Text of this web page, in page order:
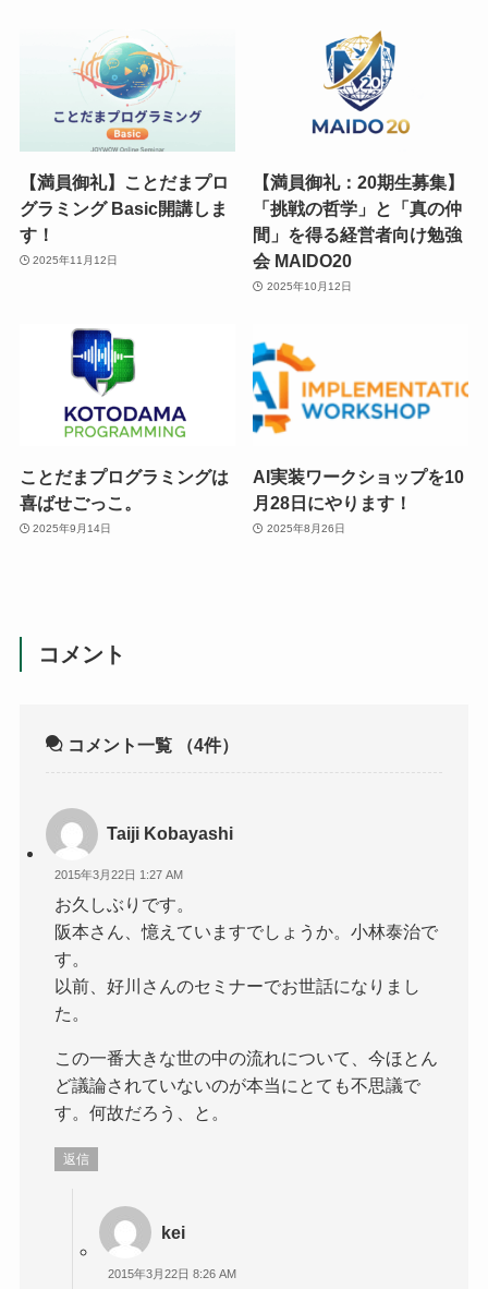
【満員御礼】ことだまプロ
グラミング Basic開講しま
す！
2025年11月12日
【満員御礼：20期生募集】
「挑戦の哲学」と「真の仲
間」を得る経営者向け勉強
会 MAIDO20
2025年10月12日
ことだまプログラミングは
喜ばせごっこ。
2025年9月14日
AI実装ワークショップを10
月28日にやります！
2025年8月26日
コメント
コメント一覧 （4件）
Taiji Kobayashi
2015年3月22日 1:27 AM
お久しぶりです。
阪本さん、憶えていますでしょうか。小林泰治で
す。
以前、好川さんのセミナーでお世話になりまし
た。
この一番大きな世の中の流れについて、今ほとん
ど議論されていないのが本当にとても不思議で
す。何故だろう、と。
返信
kei
2015年3月22日 8:26 AM